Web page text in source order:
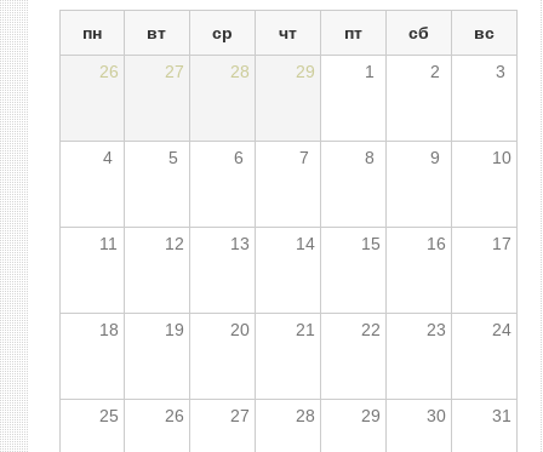
пн вт ср чт пт сб
вс
26
27 28 29 1 2 3
4 5 6 7 8 9 10
11 12 13 14 15 16 17
18 19 20 21 22 23 24
25 26 27 28 29 30 31